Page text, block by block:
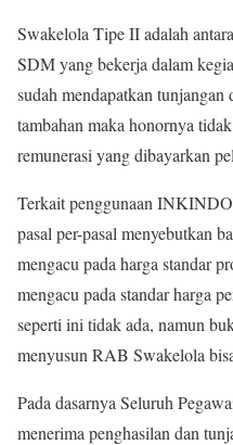
Swakelola Tipe II adalah
SDM yang bekerja dalam
sudah mendapatkan tunjangan
tambahan maka honornya
remunerasi yang dibayarkan
Terkait penggunaan
pasal per-pasal menyebutkan
mengacu pada harga standar
mengacu pada standar harga
seperti ini tidak ada, namun
menyusun RAB Swakelola
Pada dasarnya Seluruh
menerima penghasilan dan